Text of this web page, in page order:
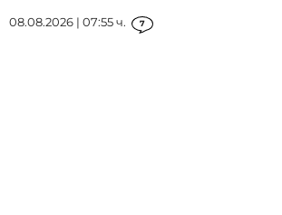
08.08.2026 | 07:55 ч. 7